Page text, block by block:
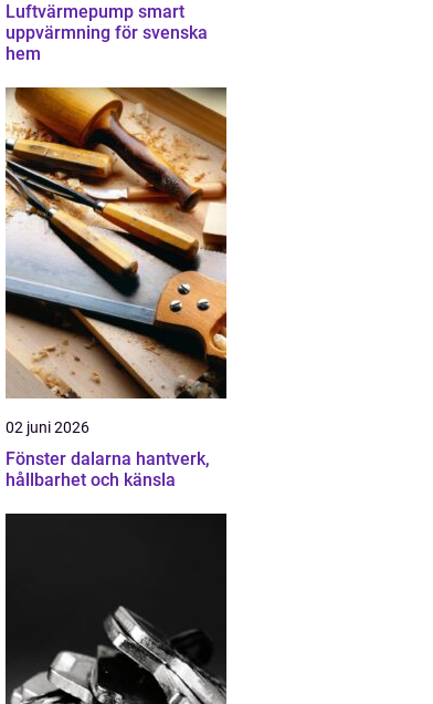
Luftvärmepump smart
uppvärmning för svenska
hem
02 juni 2026
Fönster dalarna hantverk,
hållbarhet och känsla